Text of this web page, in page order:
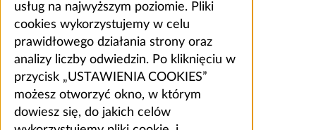
usług na najwyższym poziomie. Pliki
cookies wykorzystujemy w celu
prawidłowego działania strony oraz
analizy liczby odwiedzin. Po kliknięciu w
przycisk „USTAWIENIA COOKIES”
możesz otworzyć okno, w którym
dowiesz się, do jakich celów